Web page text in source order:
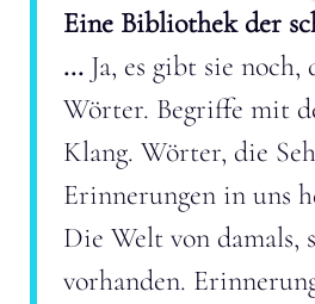
Eine Bibliothek der
... Ja, es gibt sie noch,
Wörter. Begriffe mit
Klang. Wörter, die
Erinnerungen in uns
Die Welt von damals,
vorhanden.